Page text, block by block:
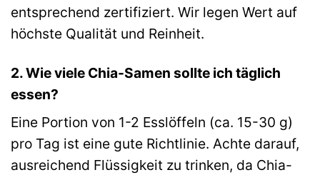
entsprechend zertifiziert. Wir legen Wert auf
höchste Qualität und Reinheit.
2. Wie viele Chia-Samen sollte ich täglich
essen?
Eine Portion von 1-2 Esslöffeln (ca. 15-30 g)
pro Tag ist eine gute Richtlinie. Achte darauf,
ausreichend Flüssigkeit zu trinken, da Chia-